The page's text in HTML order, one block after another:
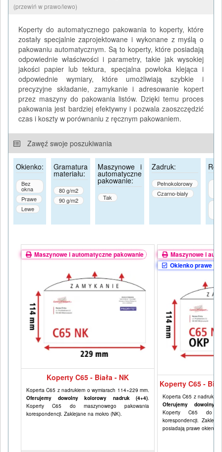
(przewiń w prawo/lewo)
Koperty do automatycznego pakowania to koperty, które
zostały specjalnie zaprojektowane i wykonane z myślą o
pakowaniu automatycznym. Są to koperty, które posiadają
odpowiednie właściwości i parametry, takie jak wysokiej
jakości papier lub tektura, specjalna powłoka klejąca i
odpowiednie wymiary, które umożliwiają szybkie i
precyzyjne składanie, zamykanie i adresowanie kopert
przez maszyny do pakowania listów. Dzięki temu proces
pakowania jest bardziej efektywny i pozwala zaoszczędzić
czas i koszty w porównaniu z ręcznym pakowaniem.
Zawęź swoje poszukiwania
Okienko:
Bez
okna
Prawe
Lewe
Gramatura
materiału:
80 g/m2
90 g/m2
Maszynowe i
automatyczne
pakowanie:
Tak
Zadruk:
Pełnokolorowy
Czarno-biały
Maszynowe i automatyczne pakowanie
Koperty C65 - Biała - NK
Koperta C65 z nadrukiem o wymiarach 114×229 mm.
Oferujemy dowolny kolorowy nadruk (4+4).
Koperty C65 do maszynowego pakowania
korespondencji. Zaklejane na mokro (NK).
Maszynowe i
Okienko prawe
Koperty C65 -
Koperta C65 z
Oferujemy dowolny
Koperty C65 do
korespondencji.
posiadają prawe okienko